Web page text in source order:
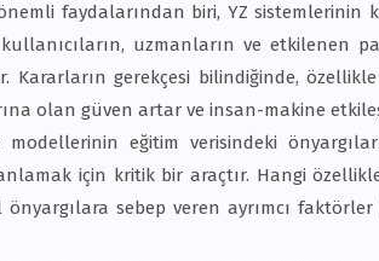
faydalarından biri, YZ sistemlerinin
kullanıcıların, uzmanların ve etkilenen
Kararların gerekçesi bilindiğinde,
olan güven artar ve insan-makine
modellerinin eğitim verisindeki
için kritik bir araçtır. Hangi
sebep veren ayrımcı